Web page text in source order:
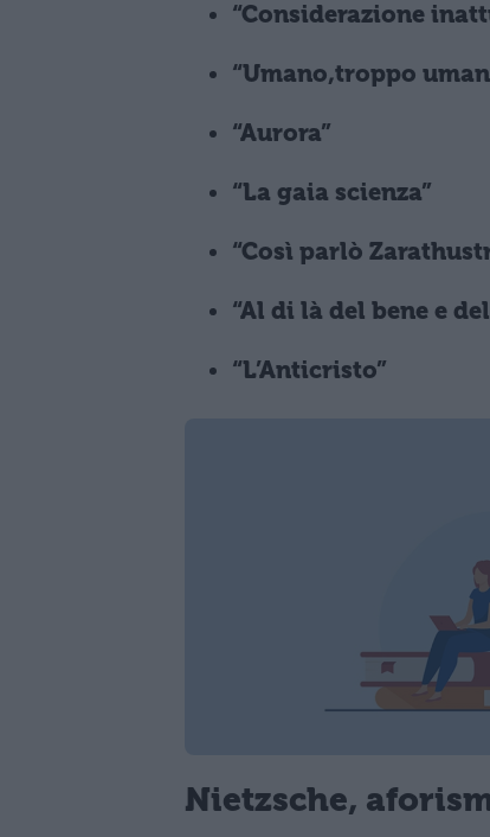
“Considerazione
“Umano,troppo
“Aurora”
“La gaia scienza”
“Così parlò
“Al di là del bene e
“L’Anticristo”
Nietzsche,